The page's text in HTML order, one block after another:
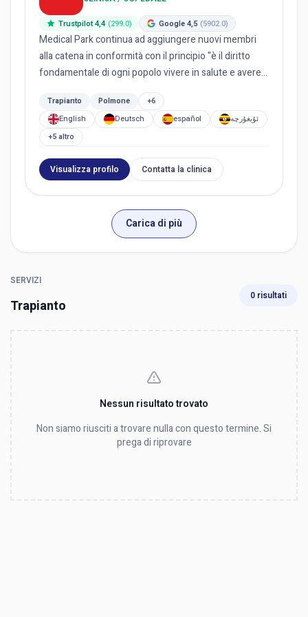
Trustpilot 4,4 (299.0) Google 4,5 (5902.0)
Medical Park continua ad aggiungere nuovi membri
alla catena in conformità con il principio "è il diritto
fondamentale di ogni popolo vivere in salute e avere
Trapianto Polmone
+6
English
Deutsch español
ئۇيغۇرچە
+5 altro
Visualizza profilo Contatta la clinica
Carica di più
SERVIZI
Trapianto
0 risultati
Nessun risultato trovato
Non siamo riusciti a trovare nulla con questo termine. Si
prega di riprovare